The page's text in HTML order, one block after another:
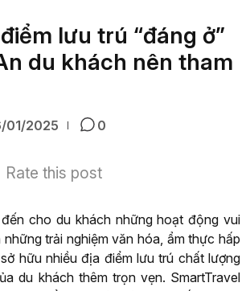
lưu trú “đáng ở”
du khách nên tham
01/2025 0
Rate this post
cho du khách những hoạt động vui
trải nghiệm văn hóa, ẩm thực hấp
hữu nhiều địa điểm lưu trú chất lượng
du khách thêm trọn vẹn. SmartTravel